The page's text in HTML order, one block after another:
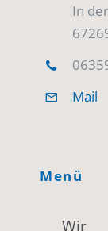
In
Mail
Menü
Wir